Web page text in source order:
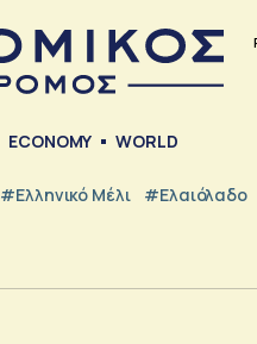
ECONOMY WORLD
#Ελληνικό Μέλι #Ελαιόλαδο